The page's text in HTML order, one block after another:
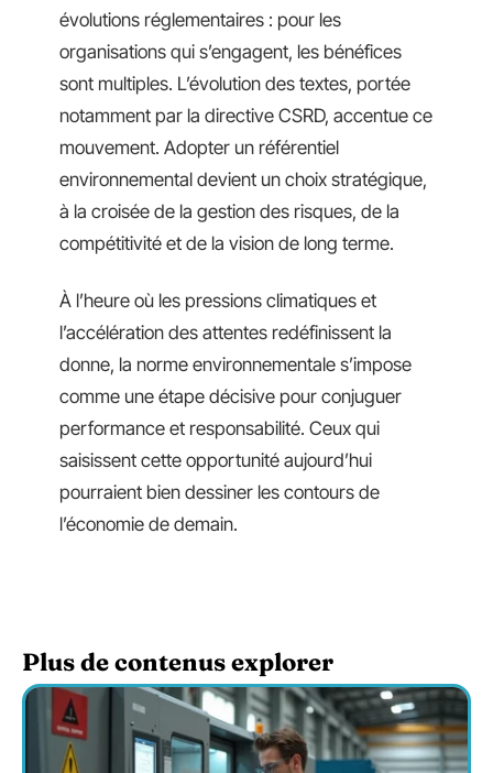
évolutions réglementaires : pour les
organisations qui s’engagent, les bénéfices
sont multiples. L’évolution des textes, portée
notamment par la directive CSRD, accentue ce
mouvement. Adopter un référentiel
environnemental devient un choix stratégique,
à la croisée de la gestion des risques, de la
compétitivité et de la vision de long terme.
À l’heure où les pressions climatiques et
l’accélération des attentes redéfinissent la
donne, la norme environnementale s’impose
comme une étape décisive pour conjuguer
performance et responsabilité. Ceux qui
saisissent cette opportunité aujourd’hui
pourraient bien dessiner les contours de
l’économie de demain.
Plus de contenus explorer